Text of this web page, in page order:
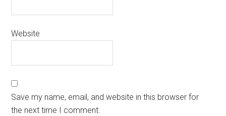
Website
Save my name, email, and website in this browser for
the next time I comment.